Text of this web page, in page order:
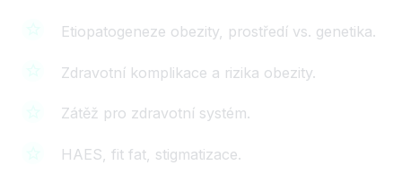
Etiopatogeneze obezity, prostředí vs. genetika.
Zdravotní komplikace a rizika obezity.
Zátěž pro zdravotní systém.
HAES, fit fat, stigmatizace.